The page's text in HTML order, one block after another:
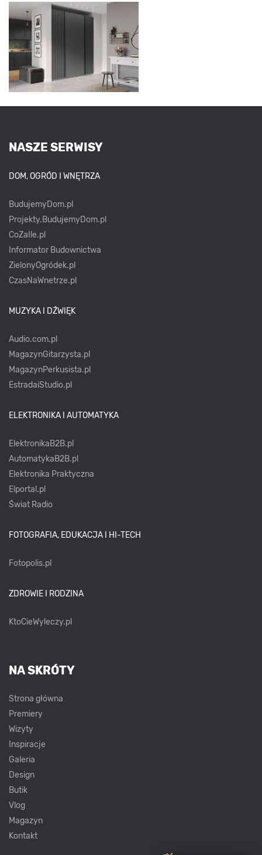
NASZE SERWISY
DOM, OGRÓD I WNĘTRZA
BudujemyDom.pl
Projekty.BudujemyDom.pl
CoZaIle.pl
Informator Budownictwa
ZielonyOgródek.pl
CzasNaWnetrze.pl
MUZYKA I DŹWIĘK
Audio.com.pl
MagazynGitarzysta.pl
MagazynPerkusista.pl
EstradaiStudio.pl
ELEKTRONIKA I AUTOMATYKA
ElektronikaB2B.pl
AutomatykaB2B.pl
Elektronika Praktyczna
Elportal.pl
Świat Radio
FOTOGRAFIA, EDUKACJA I HI-TECH
Fotopolis.pl
ZDROWIE I RODZINA
KtoCieWyleczy.pl
NA SKRÓTY
Strona główna
Premiery
Wizyty
Inspiracje
Galeria
Design
Butik
Vlog
Magazyn
Kontakt